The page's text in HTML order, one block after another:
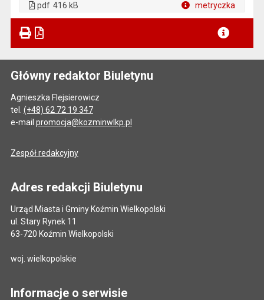
pdf 416 kB metryczka
Główny redaktor Biuletynu
Agnieszka Flejsierowicz
tel. (+48) 62 72 19 347
e-mail promocja@kozminwlkp.pl
Zespół redakcyjny
Adres redakcji Biuletynu
Urząd Miasta i Gminy Koźmin Wielkopolski
ul. Stary Rynek 11
63-720 Koźmin Wielkopolski
woj. wielkopolskie
Informacje o serwisie